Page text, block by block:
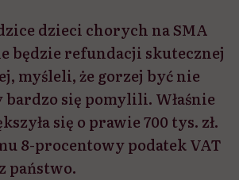
dzieci chorych na SMA
będzie refundacji skutecznej
myśleli, że gorzej być nie
bardzo się pomylili. Właśnie
się o prawie 700 tys. zł.
8-procentowy podatek VAT
państwo.